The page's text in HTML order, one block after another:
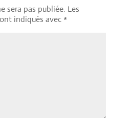
sera pas publiée. Les
indiqués avec *